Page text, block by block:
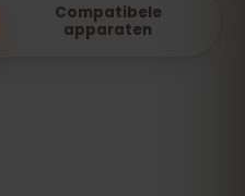
Compatibele
apparaten